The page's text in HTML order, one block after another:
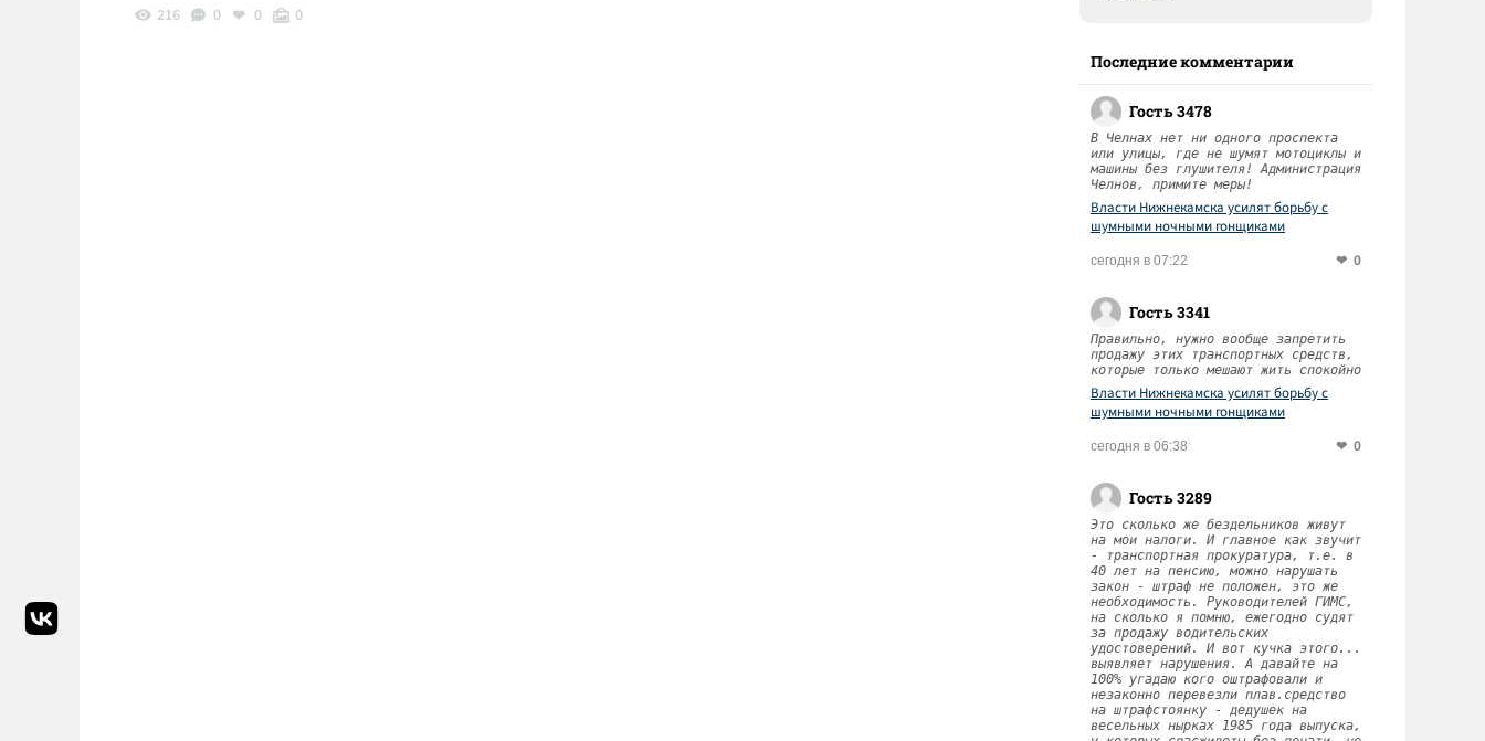
216 0 0 0
Последние комментарии
Гость 3478
В Челнах нет ни одного проспекта
или улицы, где не шумят мотоциклы и
машины без глушителя! Администрация
Челнов, примите меры!
Власти Нижнекамска усилят борьбу с
шумными ночными гонщиками
сегодня в 07:22 0
Гость 3341
Правильно, нужно вообще запретить
продажу этих транспортных средств,
которые только мешают жить спокойно
Власти Нижнекамска усилят борьбу с
шумными ночными гонщиками
сегодня в 06:38 0
Гость 3289
Это сколько же бездельников живут
на мои налоги. И главное как звучит
- транспортная прокуратура, т.е. в
40 лет на пенсию, можно нарушать
закон - штраф не положен, это же
необходимость. Руководителей ГИМС,
на сколько я помню, ежегодно судят
за продажу водительских
удостоверений. И вот кучка этого...
выявляет нарушения. А давайте на
100% угадаю кого оштрафовали и
незаконно перевезли плав.средство
на штрафстоянку - дедушек на
весельных нырках 1985 года выпуска,